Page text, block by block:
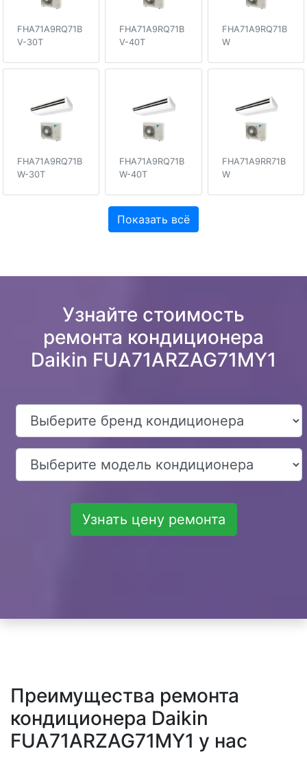
FHA71A9RQ71B
V-30T
FHA71A9RQ71B
V-40T
FHA71A9RQ71B
W
FHA71A9RQ71B
W-30T
FHA71A9RQ71B
W-40T
FHA71A9RR71B
W
Показать всё
Узнайте стоимость
ремонта кондиционера
Daikin FUA71ARZAG71MY1
Узнать цену ремонта
Преимущества ремонта
кондиционера Daikin
FUA71ARZAG71MY1 у нас